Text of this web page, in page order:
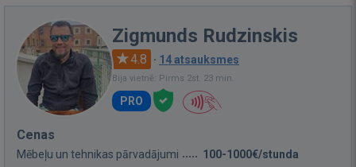
Zigmunds Rudzinskis
4.8 · 14 atsauksmes
Bija vietnē: Pirms 2st. 23 min.
PRO
Cenas
Mēbeļu un tehnikas pārvadājumi 100-1000€/stunda